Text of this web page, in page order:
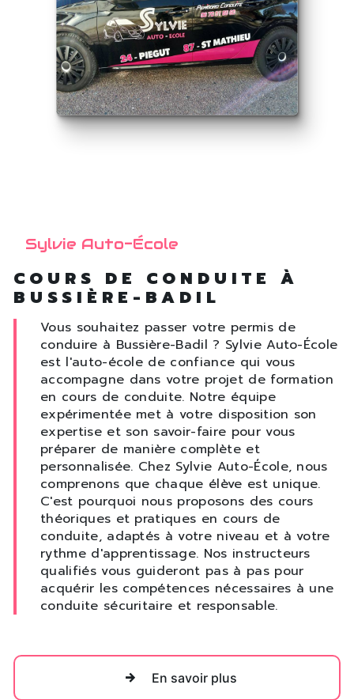
Sylvie Auto-École
COURS DE CONDUITE À
BUSSIÈRE-BADIL
Vous souhaitez passer votre permis de
conduire à Bussière-Badil ? Sylvie Auto-École
est l'auto-école de confiance qui vous
accompagne dans votre projet de formation
en cours de conduite. Notre équipe
expérimentée met à votre disposition son
expertise et son savoir-faire pour vous
préparer de manière complète et
personnalisée. Chez Sylvie Auto-École, nous
comprenons que chaque élève est unique.
C'est pourquoi nous proposons des cours
théoriques et pratiques en cours de
conduite, adaptés à votre niveau et à votre
rythme d'apprentissage. Nos instructeurs
qualifiés vous guideront pas à pas pour
acquérir les compétences nécessaires à une
conduite sécuritaire et responsable.
En savoir plus